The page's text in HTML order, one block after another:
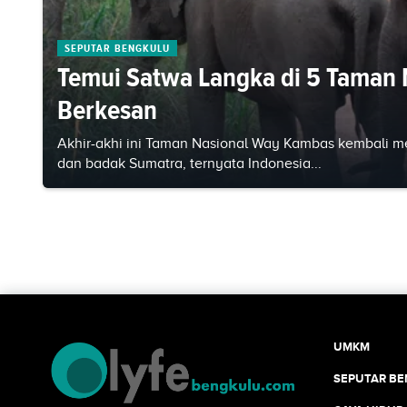
SEPUTAR BENGKULU
Temui Satwa Langka di 5
Berkesan
Akhir-akhi ini Taman Nasional Way Kambas kembali
dan badak Sumatra, ternyata Indonesia...
UMKM
SEPUTAR